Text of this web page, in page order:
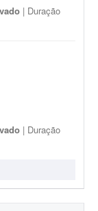
| Duração
| Duração